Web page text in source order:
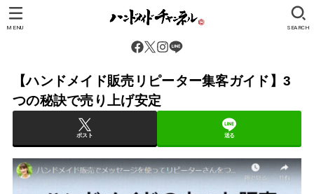
SEARCH
MENU
【ハンドメイド販売リピーター集客ガイド】3
つの秘訣で売り上げ安定
ポスト 送る